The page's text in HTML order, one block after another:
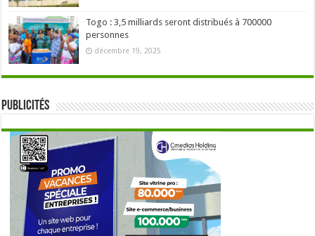
Togo : 3,5 milliards seront distribués à 700000
personnes
décembre 19, 2025
Publicités